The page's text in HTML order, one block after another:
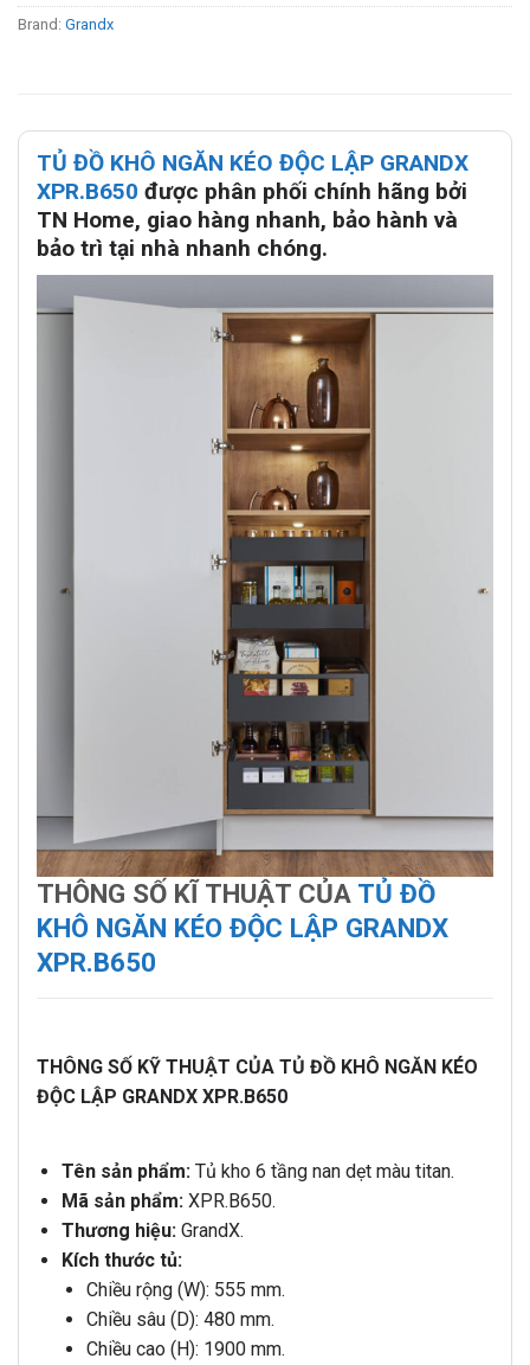
Brand: Grandx
TỦ ĐỒ KHÔ NGĂN KÉO ĐỘC LẬP GRANDX
XPR.B650 được phân phối chính hãng bởi
TN Home, giao hàng nhanh, bảo hành và
bảo trì tại nhà nhanh chóng.
THÔNG SỐ KĨ THUẬT CỦA TỦ ĐỒ
KHÔ NGĂN KÉO ĐỘC LẬP GRANDX
XPR.B650
THÔNG SỐ KỸ THUẬT CỦA TỦ ĐỒ KHÔ NGĂN KÉO
ĐỘC LẬP GRANDX XPR.B650
Tên sản phẩm:Tủ kho 6 tầng nan dẹt màu titan.
Mã sản phẩm:XPR.B650.
Thương hiệu:GrandX.
Kích thước tủ:
Chiều rộng (W): 555 mm.
Chiều sâu (D): 480 mm.
Chiều cao (H): 1900 mm.